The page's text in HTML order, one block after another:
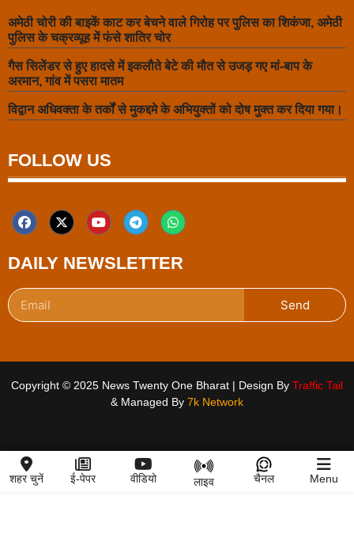
अमेठी चोरी की बाइकें काट कर बेचने वाले गिरोह पर पुलिस का शिकंजा, अमेठी
पुलिस के चक्रव्यूह में फंसे शातिर चोर
गैस सिलेंडर से हुए हादसे में इकलौते बेटे की मौत से उजड़ गए मां-बाप के
अरमान, गांव में पसरा मातम
विद्वान अधिवक्ता के तर्कों से मुकद्दमे के अभियुक्तों को दोष मुक्त कर दिया गया।
FOLLOW US
DAILY NEWSLETTER
Send
Copyright © 2025 News Twenty One Bharat | Design By Traffic Tail
& Managed By 7k Network
शहर चुनें ई-पेपर वीडियो लाइव चैनल Menu